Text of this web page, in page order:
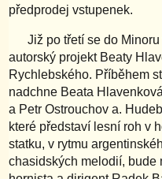
předprodej vstupenek.
Již po třetí se do
autorský projekt Beaty
Rychlebského. Příběhem
nadchne Beata
a Petr Ostrouchov a.
které představí lesní roh v
statku, v rytmu
chasidských melodií, bude